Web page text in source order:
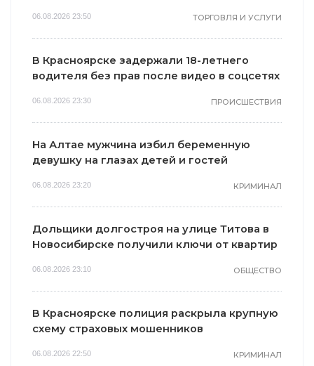
06.08.2026 23:50 ТОРГОВЛЯ И УСЛУГИ
В Красноярске задержали 18-летнего
водителя без прав после видео в соцсетях
06.08.2026 23:30 ПРОИСШЕСТВИЯ
На Алтае мужчина избил беременную
девушку на глазах детей и гостей
06.08.2026 23:20 КРИМИНАЛ
Дольщики долгостроя на улице Титова в
Новосибирске получили ключи от квартир
06.08.2026 23:10 ОБЩЕСТВО
В Красноярске полиция раскрыла крупную
схему страховых мошенников
06.08.2026 22:50 КРИМИНАЛ